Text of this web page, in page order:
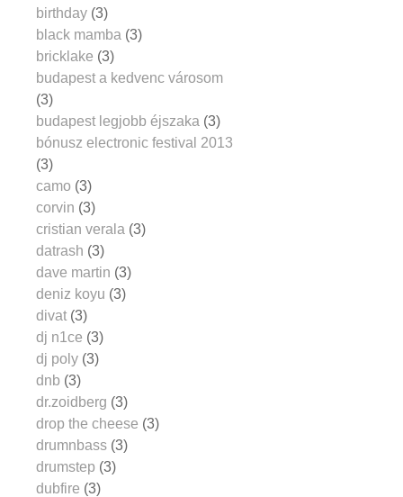
birthday (3)
black mamba (3)
bricklake (3)
budapest a kedvenc városom
(3)
budapest legjobb éjszaka (3)
bónusz electronic festival 2013
(3)
camo (3)
corvin (3)
cristian verala (3)
datrash (3)
dave martin (3)
deniz koyu (3)
divat (3)
dj n1ce (3)
dj poly (3)
dnb (3)
dr.zoidberg (3)
drop the cheese (3)
drumnbass (3)
drumstep (3)
dubfire (3)